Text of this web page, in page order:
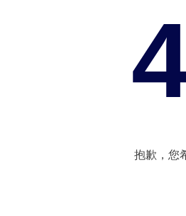
抱歉，您